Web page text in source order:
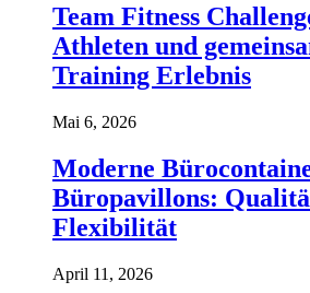
Team Fitness
Athleten und
Training Erlebnis
Mai 6, 2026
Moderne
Büropavillons:
Flexibilität
April 11, 2026